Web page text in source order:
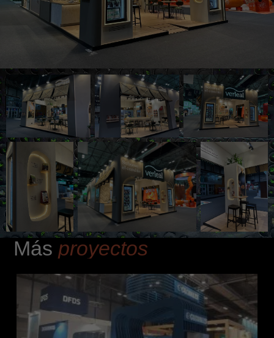
Más proyectos